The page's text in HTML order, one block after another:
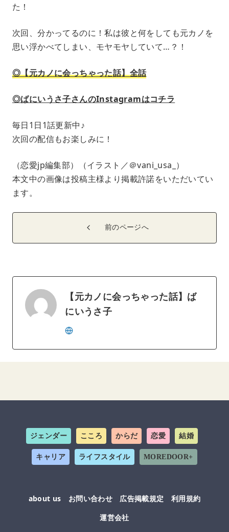
た！
次回、分かってるのに！私は彼と何をしても元カノを
思い浮かべてしまい、モヤモヤしていて…？！
◎【元カノに会っちゃった話】全話
◎ばにいうさ子さんのInstagramはコチラ
毎日1日1話更新中♪
次回の配信もお楽しみに！
（恋愛jp編集部）（イラスト／＠vani_usa_）
本文中の画像は投稿主様より掲載許諾をいただいてい
ます。
前のページへ
【元カノに会っちゃった話】ば
にいうさ子
ジェンダー こころ からだ 恋愛 結婚
キャリア ライフスタイル MOREDOOR+
about us お問い合わせ 広告掲載規定
利用規約
運営会社